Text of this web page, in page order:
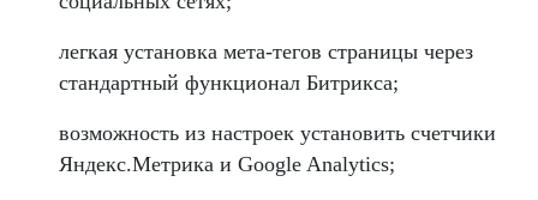
легкая установка мета-тегов страницы через
стандартный функционал Битрикса;
возможность из настроек установить счетчики
Яндекс.Метрика и Google Analytics;